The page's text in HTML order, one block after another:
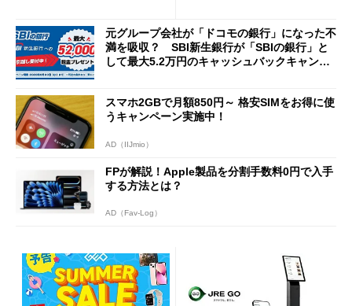
元グループ会社が「ドコモの銀行」になった不
満を吸収？ SBI新生銀行が「SBIの銀行」と
して最大5.2万円のキャッシュバックキャンペ
スマホ2GBで月額850円～ 格安SIMをお得に使
うキャンペーン実施中！
AD（IIJmio）
FPが解説！Apple製品を分割手数料0円で入手
する方法とは？
AD（Fav-Log）